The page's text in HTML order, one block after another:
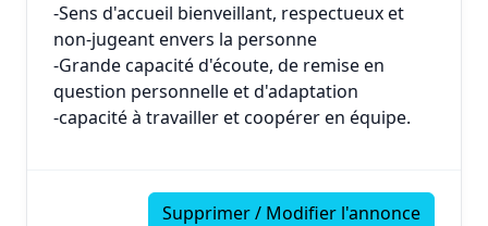
-Sens d'accueil bienveillant, respectueux et
non-jugeant envers la personne
-Grande capacité d'écoute, de remise en
question personnelle et d'adaptation
-capacité à travailler et coopérer en équipe.
Supprimer / Modifier l'annonce